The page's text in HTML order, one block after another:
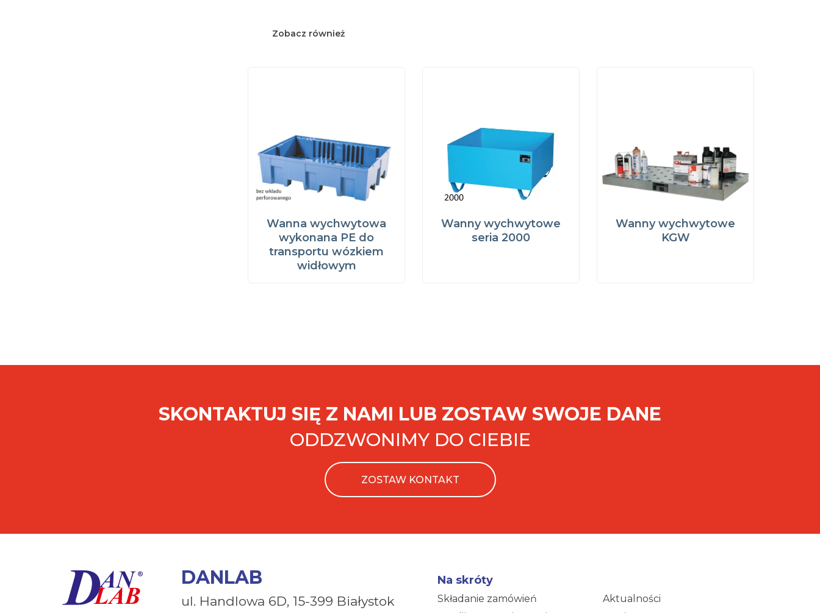
Zobacz również
Wanna wychwytowa
wykonana PE do
transportu wózkiem
widłowym
Wanny wychwytowe
seria 2000
Wanny wychwytowe
KGW
SKONTAKTUJ SIĘ Z NAMI LUB ZOSTAW SWOJE DANE
ODDZWONIMY DO CIEBIE
ZOSTAW KONTAKT
DANLAB
ul. Handlowa 6D, 15-399 Białystok
Na skróty
Składanie zamówień
Aktualności